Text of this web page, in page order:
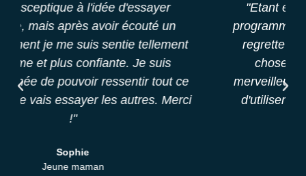
"Etant enceinte de 5 mois j'ai suivi le
programme Grossesse Sacrée et je ne le
regrette pas ! J'ai appris beaucoup de
choses, mon accouchement s'est
merveilleusement bien passé et continue
d'utiliser les goodies du programme..."